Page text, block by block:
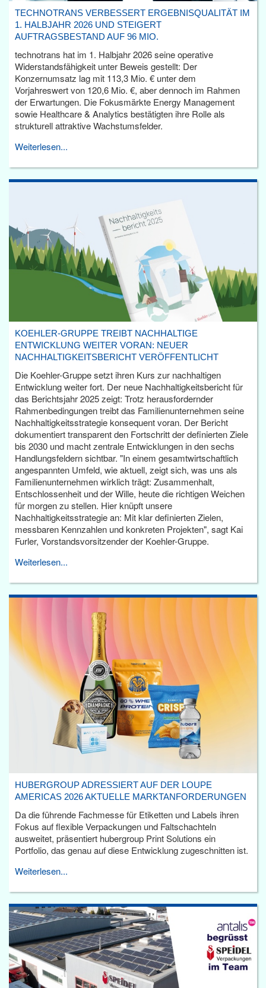
TECHNOTRANS VERBESSERT ERGEBNISQUALITÄT IM
1. HALBJAHR 2026 UND STEIGERT
AUFTRAGSBESTAND AUF 96 MIO.
technotrans hat im 1. Halbjahr 2026 seine operative
Widerstandsfähigkeit unter Beweis gestellt: Der
Konzernumsatz lag mit 113,3 Mio. € unter dem
Vorjahreswert von 120,6 Mio. €, aber dennoch im Rahmen
der Erwartungen. Die Fokusmärkte Energy Management
sowie Healthcare & Analytics bestätigten ihre Rolle als
strukturell attraktive Wachstumsfelder.
Weiterlesen...
KOEHLER-GRUPPE TREIBT NACHHALTIGE
ENTWICKLUNG WEITER VORAN: NEUER
NACHHALTIGKEITSBERICHT VERÖFFENTLICHT
Die Koehler-Gruppe setzt ihren Kurs zur nachhaltigen
Entwicklung weiter fort. Der neue Nachhaltigkeitsbericht für
das Berichtsjahr 2025 zeigt: Trotz herausfordernder
Rahmenbedingungen treibt das Familienunternehmen seine
Nachhaltigkeitsstrategie konsequent voran. Der Bericht
dokumentiert transparent den Fortschritt der definierten Ziele
bis 2030 und macht zentrale Entwicklungen in den sechs
Handlungsfeldern sichtbar. "In einem gesamtwirtschaftlich
angespannten Umfeld, wie aktuell, zeigt sich, was uns als
Familienunternehmen wirklich trägt: Zusammenhalt,
Entschlossenheit und der Wille, heute die richtigen Weichen
für morgen zu stellen. Hier knüpft unsere
Nachhaltigkeitsstrategie an: Mit klar definierten Zielen,
messbaren Kennzahlen und konkreten Projekten", sagt Kai
Furler, Vorstandsvorsitzender der Koehler-Gruppe.
Weiterlesen...
HUBERGROUP ADRESSIERT AUF DER LOUPE
AMERICAS 2026 AKTUELLE MARKTANFORDERUNGEN
Da die führende Fachmesse für Etiketten und Labels ihren
Fokus auf flexible Verpackungen und Faltschachteln
ausweitet, präsentiert hubergroup Print Solutions ein
Portfolio, das genau auf diese Entwicklung zugeschnitten ist.
Weiterlesen...